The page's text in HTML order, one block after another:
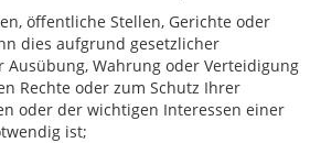
öffentliche Stellen, Gerichte oder
dies aufgrund gesetzlicher
Ausübung, Wahrung oder Verteidigung
Rechte oder zum Schutz Ihrer
oder der wichtigen Interessen einer
ist;